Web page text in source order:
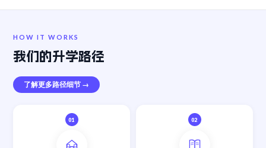
HOW IT WORKS
我们的升学路径
了解更多路径细节 →
01 02